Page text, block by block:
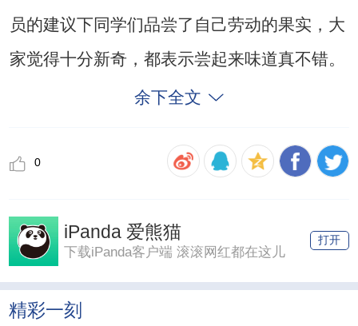
员的建议下同学们品尝了自己劳动的果实，大
家觉得十分新奇，都表示尝起来味道真不错。
余下全文
0
iPanda 爱熊猫
下载iPanda客户端 滚滚网红都在这儿
打开
精彩一刻